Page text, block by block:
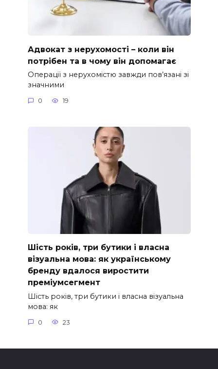
Адвокат з нерухомості – коли він
потрібен та в чому він допомагає
Операції з нерухомістю завжди пов’язані зі
значними
0 19
Шість років, три бутики і власна
візуальна мова: як українському
бренду вдалося виростити
преміумсегмент
Шість років, три бутики і власна візуальна
мова: як
0 23